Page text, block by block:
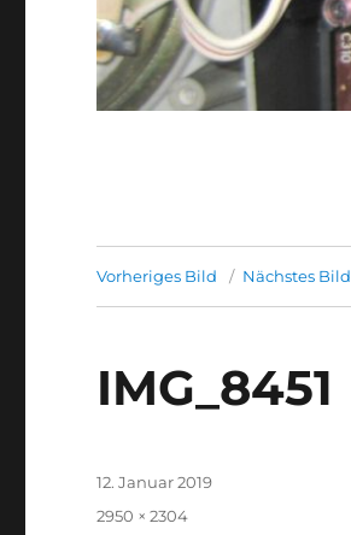
Vorheriges Bild Nächstes Bild
IMG_8451
Veröffentlicht
12. Januar 2019
Volle
2950 × 2304